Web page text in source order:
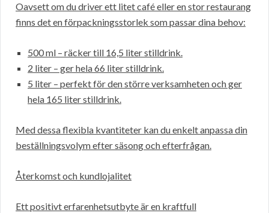
Oavsett om du driver ett litet café eller en stor restaurang
finns det en förpackningsstorlek som passar dina behov:
500 ml – räcker till 16,5 liter stilldrink.
2 liter – ger hela 66 liter stilldrink.
5 liter – perfekt för den större verksamheten och ger
hela 165 liter stilldrink.
Med dessa flexibla kvantiteter kan du enkelt anpassa din
beställningsvolym efter säsong och efterfrågan.
Återkomst och kundlojalitet
Ett positivt erfarenhetsutbyte är en kraftfull